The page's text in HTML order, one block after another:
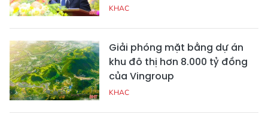
KHAC
Giải phóng mặt bằng dự án
khu đô thị hơn 8.000 tỷ đồng
của Vingroup
KHAC